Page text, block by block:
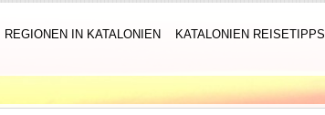
REGIONEN IN KATALONIEN
KATALONIEN REISETIPPS